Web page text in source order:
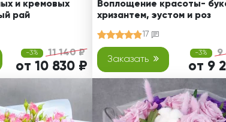
и кремовых
рай
-3% 11 140 ₽
от 10 830 ₽
Воплощение красоты-
хризантем, эустом и роз
17
Заказать
-3% 9
от 9